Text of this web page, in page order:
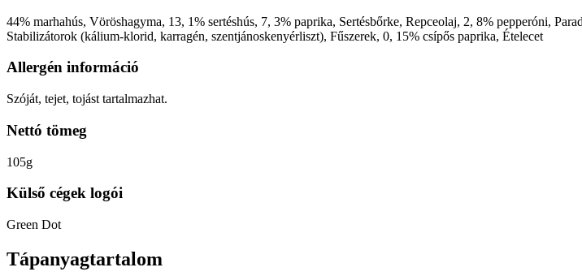
44% marhahús, Vöröshagyma, 13, 1% sertéshús, 7, 3% paprika, Sertésbőrke, Repceolaj, 2, 8% pepperóni,
Stabilizátorok (kálium-klorid, karragén, szentjánoskenyérliszt), Fűszerek, 0, 15% csípős paprika, Ételecet
Allergén információ
Szóját, tejet, tojást tartalmazhat.
Nettó tömeg
105g
Külső cégek logói
Green Dot
Tápanyagtartalom